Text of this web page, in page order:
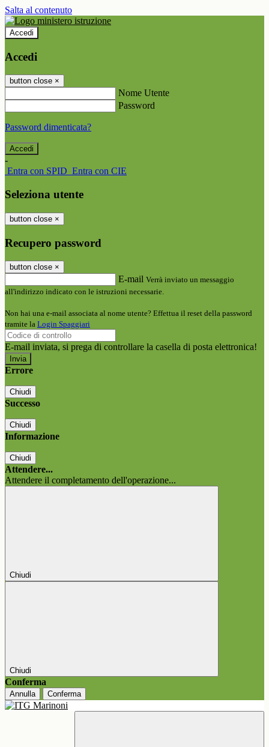
Salta al contenuto
Accedi
Accedi
button close ×
Nome Utente
Password
Password dimenticata?
-
Entra con SPID Entra con CIE
Seleziona utente
button close ×
Recupero password
button close ×
E-mail Verrà inviato un messaggio
all'indirizzo indicato con le istruzioni necessarie.
Non hai una e-mail associata al nome utente? Effettua il reset della password
tramite la Login Spaggiari
E-mail inviata, si prega di controllare la casella di posta elettronica!
Errore
Chiudi
Successo
Chiudi
Informazione
Chiudi
Attendere...
Attendere il completamento dell'operazione...
Chiudi
Chiudi
Conferma
Annulla Conferma